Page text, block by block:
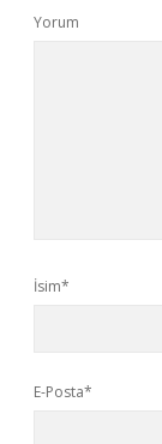
Yorum
İsim*
E-Posta*